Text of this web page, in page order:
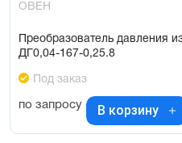
ОВЕН
Преобразователь давления
ДГ0,04-167-0,25.8
Под заказ
по запросу В корзину